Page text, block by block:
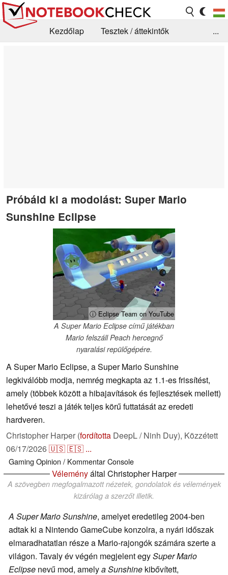
Kezdőlap
Tesztek / áttekintők
...
Próbáld ki a modolást: Super Mario
Sunshine Eclipse
ⓘ Eclipse Team on YouTube
A Super Mario Eclipse című játékban
Mario felszáll Peach hercegnő
nyaralási repülőgépére.
A Super Mario Eclipse, a Super Mario Sunshine
legkiválóbb modja, nemrég megkapta az 1.1-es frissítést,
amely (többek között a hibajavítások és fejlesztések mellett)
lehetővé teszi a játék teljes körű futtatását az eredeti
hardveren.
Christopher Harper (fordította DeepL / Ninh Duy), Közzétett
06/17/2026🇺🇸🇪🇸 ...
Gaming Opinion / KommentarConsole
Véleményáltal Christopher Harper
A szövegben megfogalmazott nézetek, gondolatok és vélemények
kizárólag a szerzőt illetik.
A Super Mario Sunshine, amelyet eredetileg 2004-ben
adtak ki a Nintendo GameCube konzolra, a nyári időszak
elmaradhatatlan része a Mario-rajongók számára szerte a
világon. Tavaly év végén megjelent egySuper Mario
Eclipse nevű mod, amelya Sunshine kibővített,